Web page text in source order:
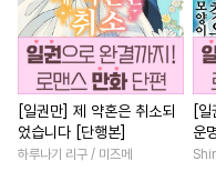
[일권만] 제 약혼은 취소되
었습니다 [단행본]
하루나기 리구 / 미즈메
[일
운
이